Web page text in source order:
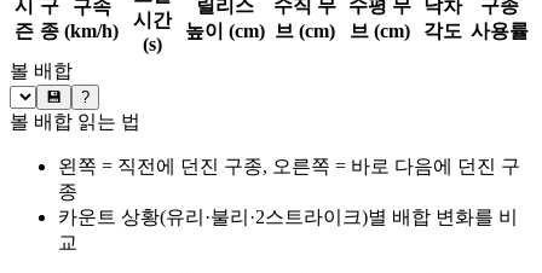
시
즌
구
종
구속
(km/h)
시간
(s)
릴리스
높이 (cm)
수직 무
브 (cm)
수평 무
브 (cm)
낙차
각도
구종
사용률
볼 배합
💾 ?
볼 배합 읽는 법
왼쪽 = 직전에 던진 구종, 오른쪽 = 바로 다음에 던진 구
종
카운트 상황(유리·불리·2스트라이크)별 배합 변화를 비
교